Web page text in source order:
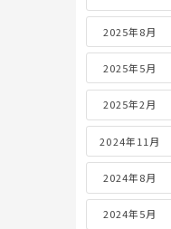
2025年8月
2025年5月
2025年2月
2024年11月
2024年8月
2024年5月